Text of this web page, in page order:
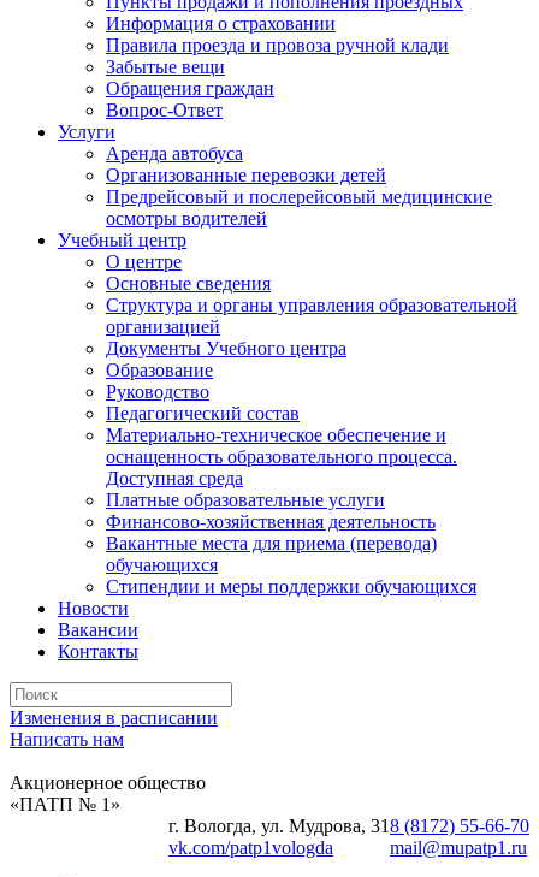
Информация о страховании
Правила проезда и провоза ручной клади
Забытые вещи
Обращения граждан
Вопрос-Ответ
Услуги
Аренда автобуса
Организованные перевозки детей
Предрейсовый и послерейсовый медицинские
осмотры водителей
Учебный центр
О центре
Основные сведения
Структура и органы управления образовательной
организацией
Документы Учебного центра
Образование
Руководство
Педагогический состав
Материально-техническое обеспечение и
оснащенность образовательного процесса.
Доступная среда
Платные образовательные услуги
Финансово-хозяйственная деятельность
Вакантные места для приема (перевода)
обучающихся
Стипендии и меры поддержки обучающихся
Новости
Вакансии
Контакты
Изменения в расписании
Написать нам
Акционерное общество
«ПАТП № 1»
г. Вологда, ул. Мудрова, 31
vk.com/patp1vologda
8 (8172) 55-66-70
mail@mupatp1.ru